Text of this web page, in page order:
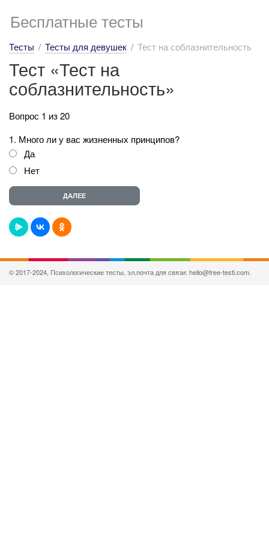
Бесплатные тесты
Тесты Тесты для девушек Тест на соблазнительность
Тест «Тест на
соблазнительность»
Вопрос 1 из 20
1. Много ли у вас жизненных принципов?
Да
Нет
© 2017-2024, Психологические тесты, эл.почта для связи: hello@free-testi.com.